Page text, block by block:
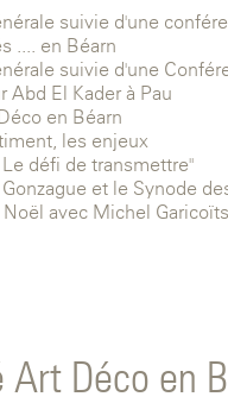
suivie d'une
.... en Béarn
suivie d'une
Abd El Kader à Pau
en Béarn
les enjeux
défi de transmettre"
et le Synode
avec Michel
Art Déco en